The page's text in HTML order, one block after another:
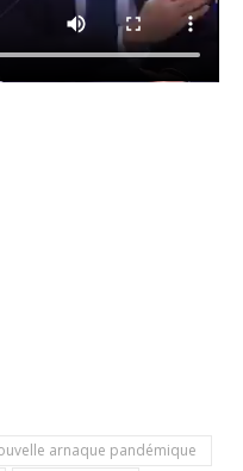
arnaque pandémique